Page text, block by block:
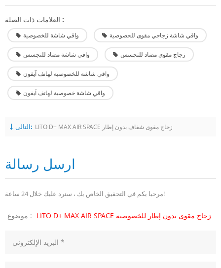
العلامات ذات الصلة :
واقي شاشة للخصوصية واقي شاشة زجاجي مقوى للخصوصية
واقي شاشة مضاد للتجسس زجاج مقوى مضاد للتجسس
واقي شاشة للخصوصية لهاتف آيفون
واقي شاشة خصوصية لهاتف آيفون
التالى: LITO D+ MAX AIR SPACE زجاج مقوى شفاف بدون إطار
ارسل رسالة
مرحبا بكم في التحقيق الخاص بك ، سنرد عليك خلال 24 ساعة!
موضوع : LITO D+ MAX AIR SPACE زجاج مقوى بدون إطار للخصوصية